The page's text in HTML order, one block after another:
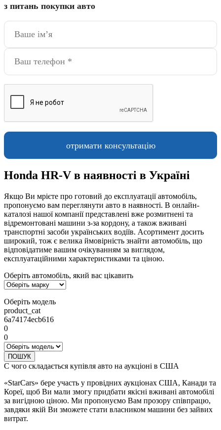
з питань покупки авто
Honda HR-V в наявності в Україні
Якщо Ви мрієте про готовий до експлуатації автомобіль,
пропонуємо вам переглянути авто в наявності. В онлайн-
каталозі нашої компанії представлені вже розмитнені та
відремонтовані машини з-за кордону, а також вживані
транспортні засоби українських водіїв. Асортимент досить
широкий, тож є велика ймовірність знайти автомобіль, що
відповідатиме вашим очікуванням за виглядом,
експлуатаційними характеристиками та ціною.
Оберіть автомобіль, який вас цікавить
Оберіть модель
product_cat
6a74174ecb616
0
0
ПОШУК
С чого складається купівля авто на аукціоні в США
«StarCars» бере участь у провідних аукціонах США, Канади та
Кореї, щоб Ви мали змогу придбати якісні вживані автомобілі
за вигідною ціною. Ми пропонуємо Вам прозору співпрацю,
завдяки якій Ви зможете стати власником машини без зайвих
витрат.